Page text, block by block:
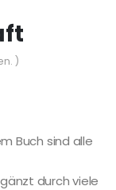
)
Buch sind alle
durch viele